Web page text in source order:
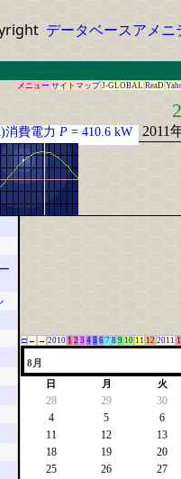
データベースアメニ
メニュー サイトマップ J-GLOBAL ReaD
)消費電力 P= 410.6 kW 2011
□ ← → 2010 1 2 3 4 5 6 7 8 9 10 11 12 2011 1
8月
日 月 火
28 29
30
4
5
6
11
12
13
18
19
20
25
26
27